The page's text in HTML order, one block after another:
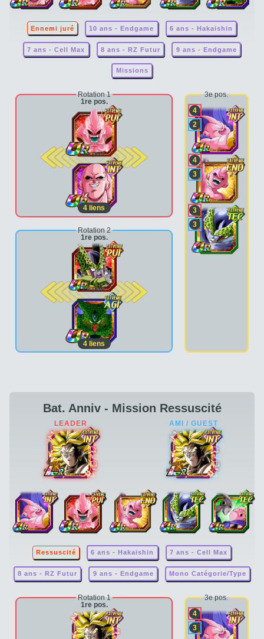
Ennemi juré 10 ans - Endgame 6 ans - Hakaishin
7 ans - Cell Max 8 ans - RZ Futur 9 ans - Endgame
Missions
Rotation 1
1re pos.
2e pos.
4 liens
Rotation 2
1re pos.
2e pos.
4 liens
3e pos.
4
2
4
3
3
3
Bat. Anniv - Mission Ressuscité
Ressuscité 6 ans - Hakaishin 7 ans - Cell Max
8 ans - RZ Futur 9 ans - Endgame Mono Catégorie/Type
Rotation 1
1re pos.
3e pos.
4
3